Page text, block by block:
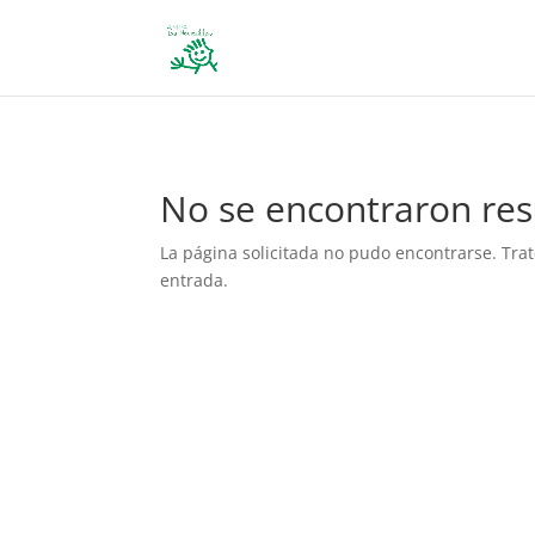
No se encontraron
La página solicitada no pudo encontrarse.
entrada.